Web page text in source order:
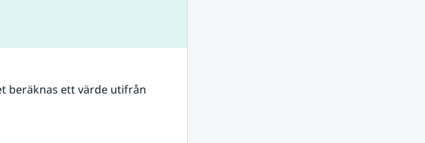
beräknas ett värde utifrån